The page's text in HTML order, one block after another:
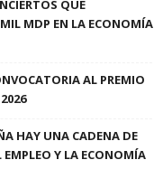
QUE
MDP EN LA ECONOMÍA
AL PREMIO
HAY UNA CADENA DE
Y LA ECONOMÍA